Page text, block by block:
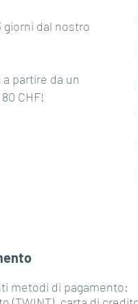
giorni dal nostro
partire da un
CHF!
metodi di pagamento: